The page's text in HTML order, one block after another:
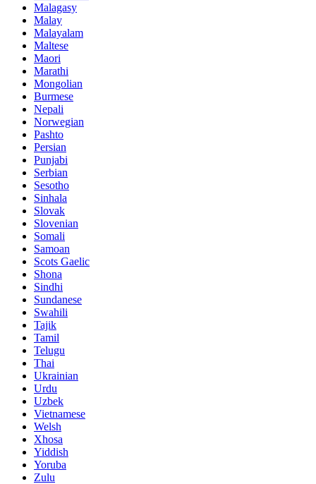
Malagasy
Malay
Malayalam
Maltese
Maori
Marathi
Mongolian
Burmese
Nepali
Norwegian
Pashto
Persian
Punjabi
Serbian
Sesotho
Sinhala
Slovak
Slovenian
Somali
Samoan
Scots Gaelic
Shona
Sindhi
Sundanese
Swahili
Tajik
Tamil
Telugu
Thai
Ukrainian
Urdu
Uzbek
Vietnamese
Welsh
Xhosa
Yiddish
Yoruba
Zulu